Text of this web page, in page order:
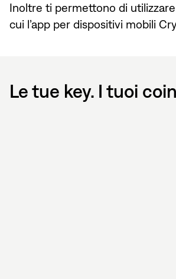
Inoltre ti permettono di
cui l’app per dispositivi mobili
Le tue key. I tuoi